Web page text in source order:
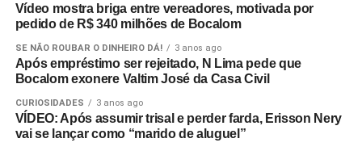
Vídeo mostra briga entre vereadores, motivada por
pedido de R$ 340 milhões de Bocalom
SE NÃO ROUBAR O DINHEIRO DÁ! 3 anos ago
Após empréstimo ser rejeitado, N Lima pede que
Bocalom exonere Valtim José da Casa Civil
CURIOSIDADES 3 anos ago
VÍDEO: Após assumir trisal e perder farda, Erisson Nery
vai se lançar como “marido de aluguel”